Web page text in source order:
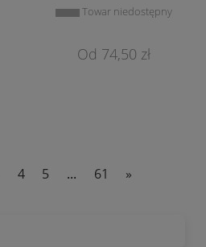
Towar niedostępny
74,50 zł
4 5 ... 61 »